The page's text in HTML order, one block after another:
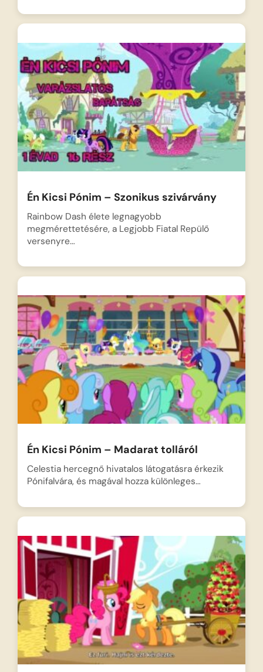
Én Kicsi Pónim – Szonikus szivárvány
Rainbow Dash élete legnagyobb
megmérettetésére, a Legjobb Fiatal Repülő
versenyre…
Én Kicsi Pónim – Madarat tolláról
Celestia hercegnő hivatalos látogatásra érkezik
Pónifalvára, és magával hozza különleges…